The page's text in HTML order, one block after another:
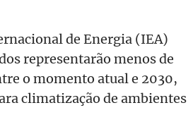
de Energia (IEA)
representarão menos de
o momento atual e 2030,
climatização de ambientes